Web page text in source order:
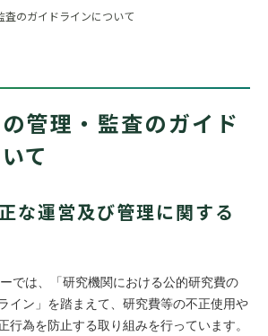
査のガイドラインについて
管理・監査のガイド
て
な運営及び管理に関する
では、「研究機関における公的研究費の
イン」を踏まえて、研究費等の不正使用や
行為を防止する取り組みを行っています。